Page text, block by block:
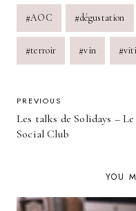
Post
Tags:
#AOC #dégustation
#terroir #vin #
POST
PREVIOUS
Les talks de Solidays – Le
Social Club
YOU